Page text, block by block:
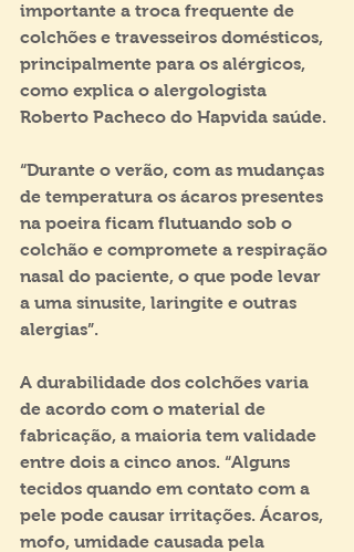
importante a troca frequente de
colchões e travesseiros domésticos,
principalmente para os alérgicos,
como explica o alergologista
Roberto Pacheco do Hapvida saúde.
“Durante o verão, com as mudanças
de temperatura os ácaros presentes
na poeira ficam flutuando sob o
colchão e compromete a respiração
nasal do paciente, o que pode levar
a uma sinusite, laringite e outras
alergias”.
A durabilidade dos colchões varia
de acordo com o material de
fabricação, a maioria tem validade
entre dois a cinco anos. “Alguns
tecidos quando em contato com a
pele pode causar irritações. Ácaros,
mofo, umidade causada pela